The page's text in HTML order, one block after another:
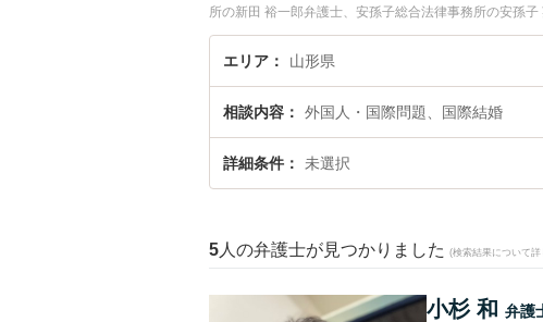
所の新田 裕一郎弁護士、安孫子総合法律事務所の安孫
のトラブルを今すぐに弁護士に相談したい』『国際結
相談予約したい』などでお困りの相談者さんにおすすめ
エリア 山形県
相談内容 外国人・国際問題、国際結婚
詳細条件 未選択
5 人の弁護士が見つかりました (検索結果について詳
小杉 和 弁護